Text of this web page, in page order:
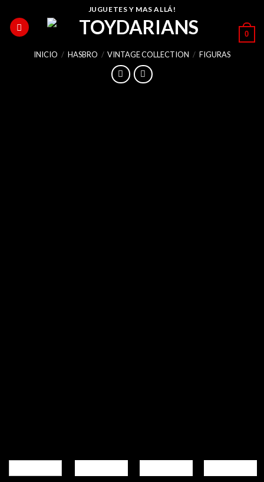
content
JUGUETES Y MAS ALLÁ!
0
INICIO / HASBRO / VINTAGE COLLECTION / FIGURAS